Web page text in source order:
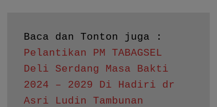
Pelantikan PM TABAGSEL
Deli Serdang Masa Bakti
2024 – 2029 Di Hadiri dr
Asri Ludin Tambunan